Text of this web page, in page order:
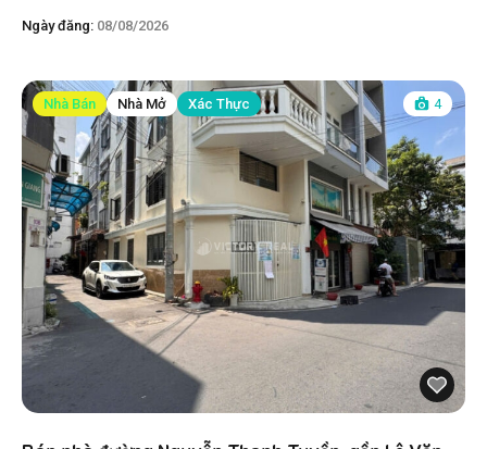
Ngày đăng: 08/08/2026
Nhà Bán Nhà Mở Xác Thực 4